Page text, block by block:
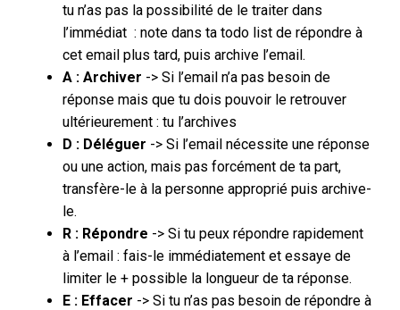
tu n’as pas la possibilité de le traiter dans
l’immédiat : note dans ta todo list de répondre à
cet email plus tard, puis archive l’email.
A : Archiver -> Si l’email n’a pas besoin de
réponse mais que tu dois pouvoir le retrouver
ultérieurement : tu l’archives
D : Déléguer -> Si l’email nécessite une réponse
ou une action, mais pas forcément de ta part,
transfère-le à la personne approprié puis archive-
le.
R : Répondre -> Si tu peux répondre rapidement
à l’email : fais-le immédiatement et essaye de
limiter le + possible la longueur de ta réponse.
E : Effacer -> Si tu n’as pas besoin de répondre à